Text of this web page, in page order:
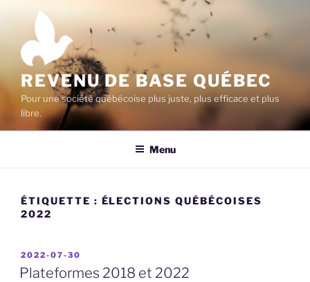
contenu
principal
REVENU DE BASE QUÉBEC
Pour une société québécoise plus juste, plus efficace et plus
libre.
Menu
ÉTIQUETTE : ÉLECTIONS QUÉBÉCOISES
2022
PUBLIÉ
LE
2022-07-30
Plateformes 2018 et 2022